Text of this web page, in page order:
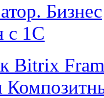
Бизнес
с 1С
Bitrix